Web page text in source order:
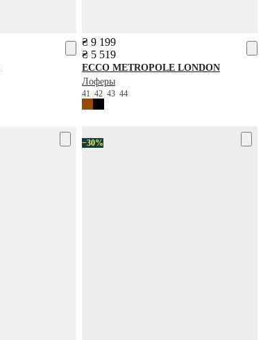
₴ 9 199
₴ 5 519
ECCOMETROPOLE LONDON
Лоферы
41 42 43 44
−30%